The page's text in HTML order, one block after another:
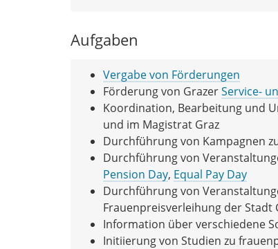
Aufgaben
Vergabe von Förderungen
Förderung von GrazerService-
Koordination, Bearbeitung und
und im Magistrat Graz
Durchführung von Kampagnen
Durchführung von
Pension Day, Equal Pay Day
Durchführung von
Frauenpreisverleihung der Stadt
Information über verschiedene
Initiierung von Studien zu